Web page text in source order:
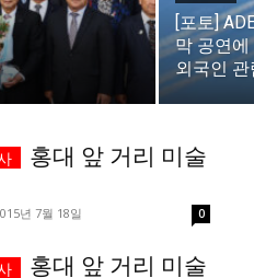
[포토]
막 공연
외국인
홍대 앞 거리 미술
년 7월 18일 0
홍대 앞 거리 미술